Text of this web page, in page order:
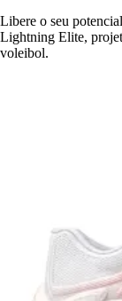
Libere o seu
Lightning Elite,
voleibol.